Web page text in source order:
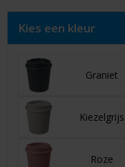
Kies een kleur
Graniet
Kiezelgrijs
Roze